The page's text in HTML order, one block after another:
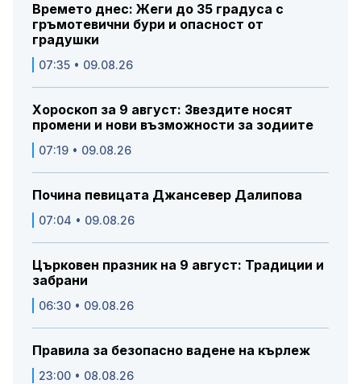
Времето днес: Жеги до 35 градуса с
гръмотевични бури и опасност от
градушки
07:35 • 09.08.26
Хороскоп за 9 август: Звездите носят
промени и нови възможности за зодиите
07:19 • 09.08.26
Почина певицата Джансевер Далипова
07:04 • 09.08.26
Църковен празник на 9 август: Традиции и
забрани
06:30 • 09.08.26
Правила за безопасно вадене на кърлеж
23:00 • 08.08.26